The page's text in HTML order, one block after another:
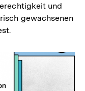
und
gewachsenen